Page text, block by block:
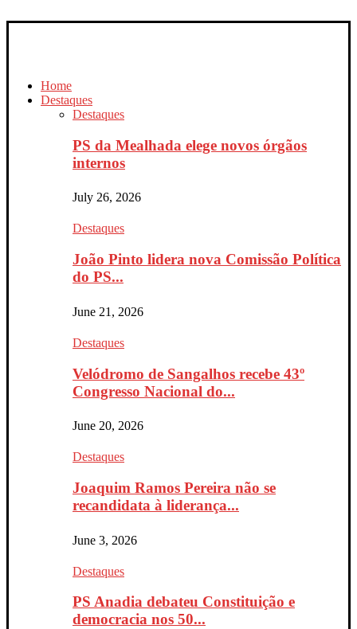
Home
Destaques
Destaques
PS da Mealhada elege novos órgãos
internos
July 26, 2026
Destaques
João Pinto lidera nova Comissão Política
do PS...
June 21, 2026
Destaques
Velódromo de Sangalhos recebe 43º
Congresso Nacional do...
June 20, 2026
Destaques
Joaquim Ramos Pereira não se
recandidata à liderança...
June 3, 2026
Destaques
PS Anadia debateu Constituição e
democracia nos 50...